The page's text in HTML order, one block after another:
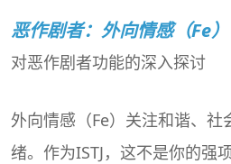
恶作剧者：外向情感（Fe）
对恶作剧者功能的深入探讨
外向情感（Fe）关注和谐、
绪。作为ISTJ，这不是你的强